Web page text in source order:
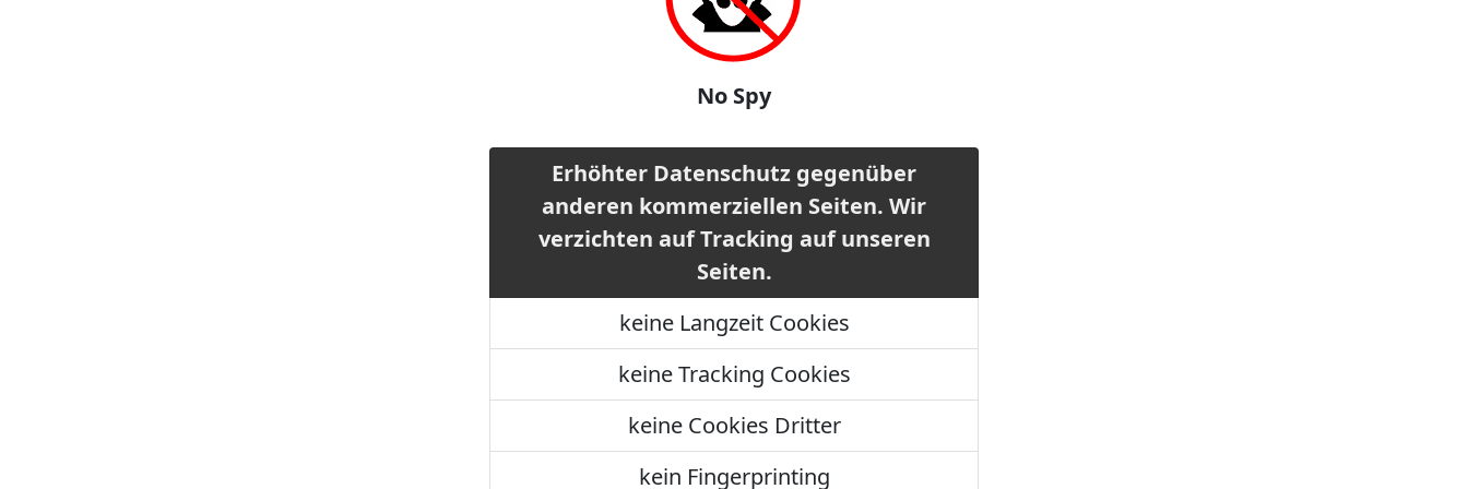
No Spy
Erhöhter Datenschutz gegenüber
anderen kommerziellen Seiten. Wir
verzichten auf Tracking auf unseren
Seiten.
keine Langzeit Cookies
keine Tracking Cookies
keine Cookies Dritter
kein Fingerprinting